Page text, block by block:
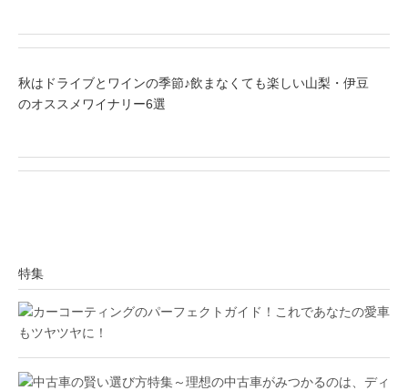
秋はドライブとワインの季節♪飲まなくても楽しい山梨・伊豆
のオススメワイナリー6選
特集